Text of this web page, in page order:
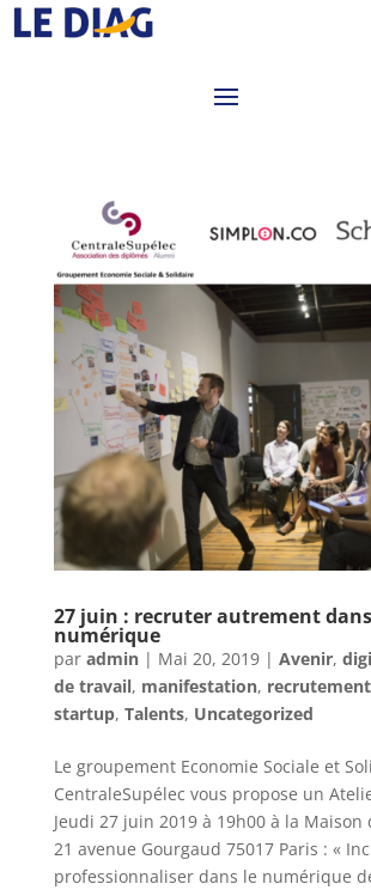
27 juin : recruter autrement
numérique
par admin| Mai 20, 2019| Avenir,
de travail, manifestation, recrutement
startup, Talents, Uncategorized
Le groupement Economie Sociale et
CentraleSupélec vous propose un
Jeudi 27 juin 2019 à 19h00 à la Maison
21 avenue Gourgaud 75017 Paris : «
professionnaliser dans le numérique